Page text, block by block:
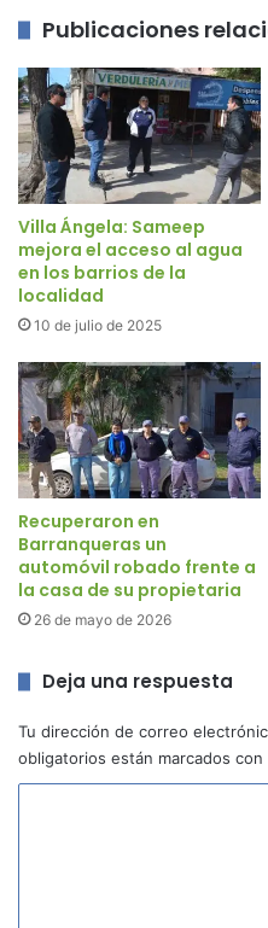
Publicaciones
Villa Ángela: Sameep
mejora el acceso al agua
en los barrios de la
localidad
10 de julio de 2025
Recuperaron en
Barranqueras un
automóvil robado frente a
la casa de su propietaria
26 de mayo de 2026
Deja una respuesta
Tu dirección de correo
obligatorios están marcados con